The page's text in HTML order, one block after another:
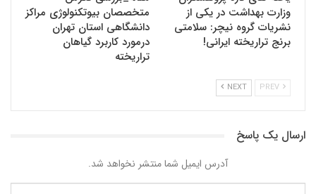
وزارت بهداشت در یکی از
نشریات گروه نیچر: سلامتی
برنج تراریخته ایرانی!
متخصصان بیوتکنولوژی مراکز
دانشگاهی استان تهران
درمورد کاربرد گیاهان
تراریخته
NEXT
ارسال یک پاسخ
آدرس ایمیل شما منتشر نخواهد شد.